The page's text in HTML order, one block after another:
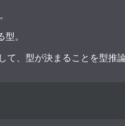
型。
て、型が決まることを型推